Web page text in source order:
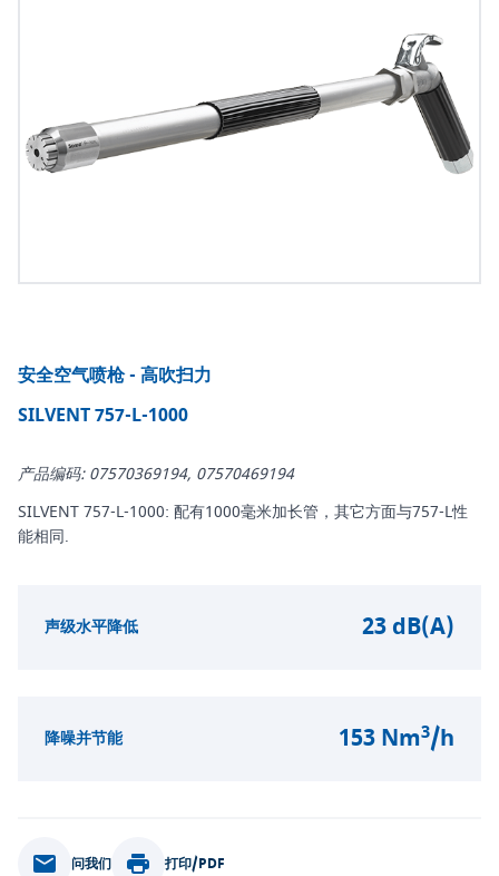
安全空气喷枪 - 高吹扫力
SILVENT 757-L-1000
产品编码: 07570369194, 07570469194
SILVENT 757-L-1000: 配有1000毫米加长管，其它方面与757-L性
能相同.
声级水平降低 23 dB(A)
降噪并节能 153 Nm3/h
问我们 打印/PDF